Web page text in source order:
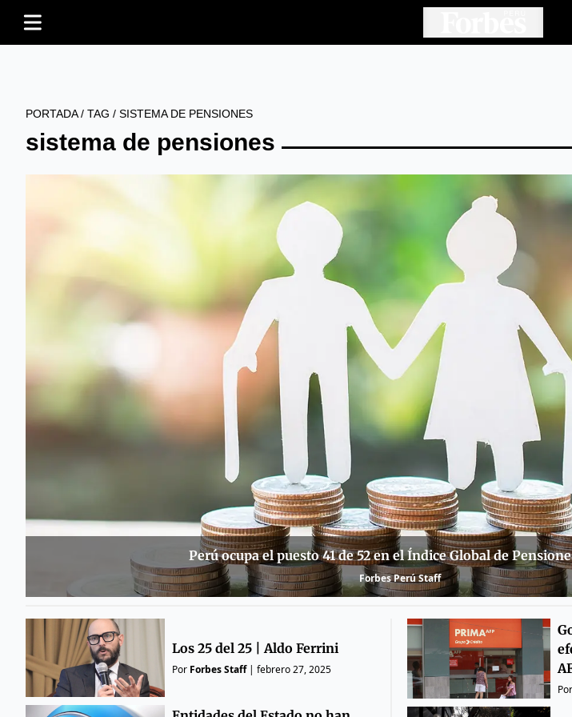
PORTADA/ TAG / SISTEMA DE PENSIONES
sistema de pensiones
Perú ocupa el puesto 41 de 52 en el Índice Global de
Forbes Perú Staff
Los 25 del 25 | Aldo Ferrini
Por Forbes Staff| febrero 27, 2025
Por